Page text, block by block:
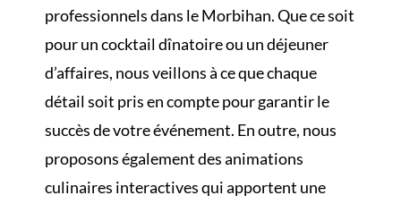
professionnels dans le Morbihan. Que ce soit
pour un cocktail dînatoire ou un déjeuner
d’affaires, nous veillons à ce que chaque
détail soit pris en compte pour garantir le
succès de votre événement. En outre, nous
proposons également des animations
culinaires interactives qui apportent une